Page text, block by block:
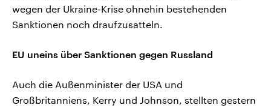
wegen der Ukraine-Krise ohnehin bestehenden
Sanktionen noch draufzusatteln.
EU uneins über Sanktionen gegen Russland
Auch die Außenminister der USA und
Großbritanniens, Kerry und Johnson, stellten gestern